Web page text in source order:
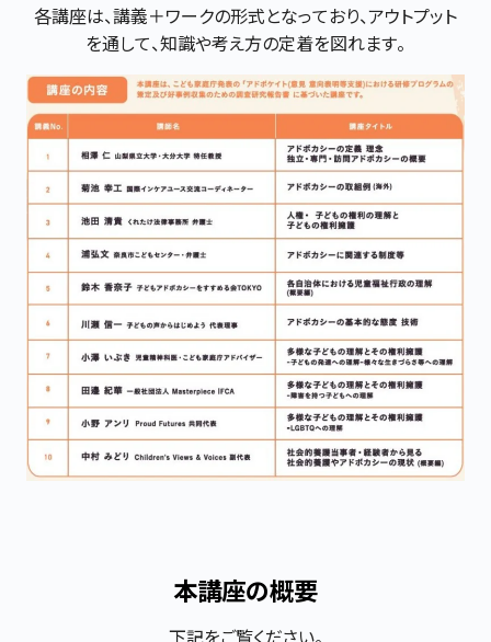
各講座は、講義＋ワークの形式となっており、アウトプット
を通して、知識や考え方の定着を図れます。
本講座の概要
下記をご覧ください。